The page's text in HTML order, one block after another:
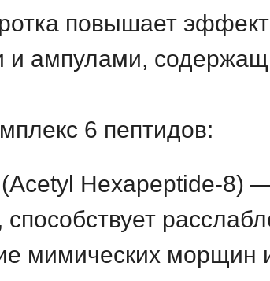
повышает
и ампулами,
6 пептидов:
(Acetyl Hexapeptide-8)
способствует
мимических морщин